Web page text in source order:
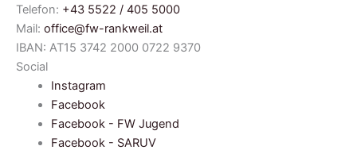
Telefon: +43 5522 / 405 5000
Mail: office@fw-rankweil.at
IBAN: AT15 3742 2000 0722 9370
Social
Instagram
Facebook
Facebook - FW Jugend
Facebook - SARUV